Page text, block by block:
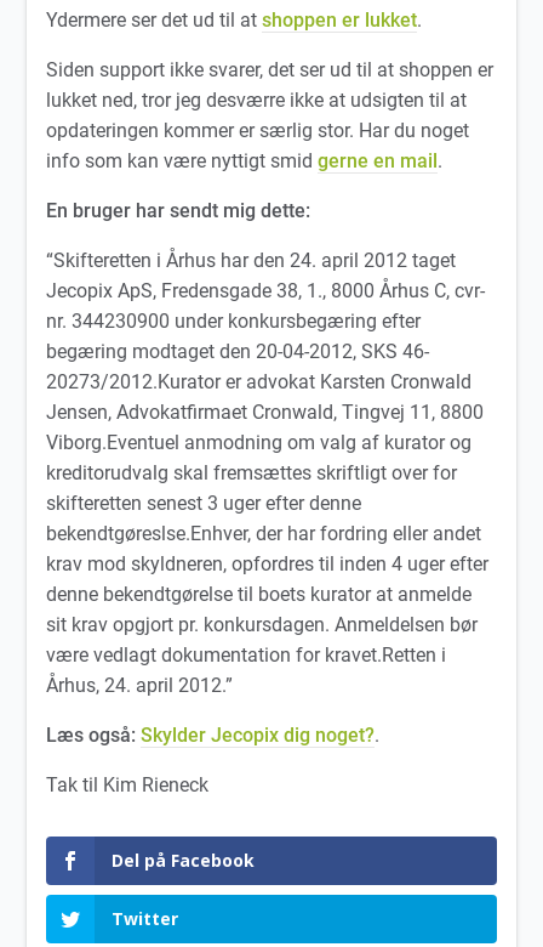
Ydermere ser det ud til atshoppen er lukket.
Siden support ikke svarer, det ser ud til at shoppen er
lukket ned, tror jeg desværre ikke at udsigten til at
opdateringen kommer er særlig stor. Har du noget
info som kan være nyttigt smidgerne en mail.
En bruger har sendt mig dette:
“Skifteretten i Århus har den 24. april 2012 taget
Jecopix ApS, Fredensgade 38, 1., 8000 Århus C, cvr-
nr. 344230900 under konkursbegæring efter
begæring modtaget den 20-04-2012, SKS 46-
20273/2012.Kurator er advokat Karsten Cronwald
Jensen, Advokatfirmaet Cronwald, Tingvej 11, 8800
Viborg.Eventuel anmodning om valg af kurator og
kreditorudvalg skal fremsættes skriftligt over for
skifteretten senest 3 uger efter denne
bekendtgøreslse.Enhver, der har fordring eller andet
krav mod skyldneren, opfordres til inden 4 uger efter
denne bekendtgørelse til boets kurator at anmelde
sit krav opgjort pr. konkursdagen. Anmeldelsen bør
være vedlagt dokumentation for kravet.Retten i
Århus, 24. april 2012.”
Læs også: Skylder Jecopix dig noget?.
Tak til Kim Rieneck
Del på Facebook
Twitter